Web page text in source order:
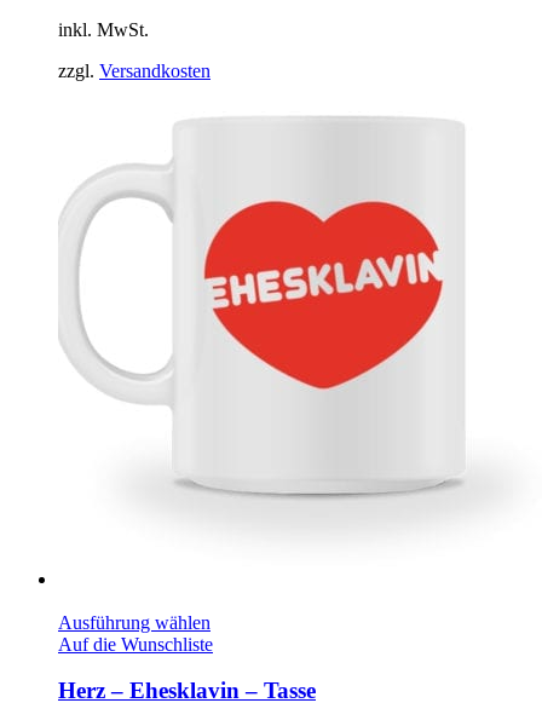
inkl. MwSt.
zzgl. Versandkosten
Ausführung wählen
Auf die Wunschliste
Herz – Ehesklavin – Tasse